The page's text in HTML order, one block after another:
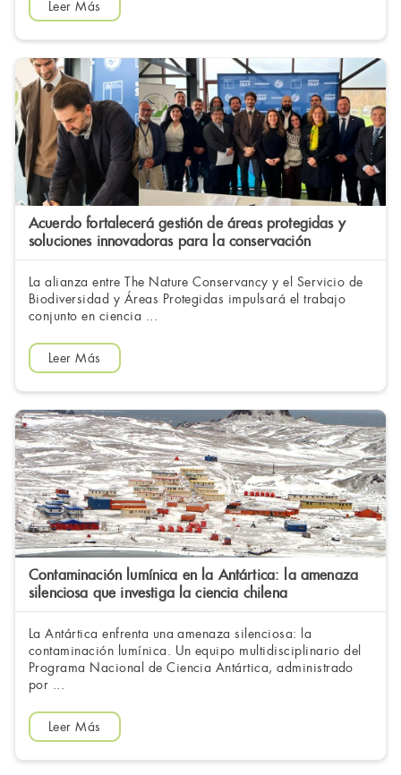
Leer Más
Acuerdo fortalecerá gestión de áreas protegidas y
soluciones innovadoras para la conservación
La alianza entre The Nature Conservancy y el Servicio de
Biodiversidad y Áreas Protegidas impulsará el trabajo
conjunto en ciencia ...
Leer Más
Contaminación lumínica en la Antártica: la amenaza
silenciosa que investiga la ciencia chilena
La Antártica enfrenta una amenaza silenciosa: la
contaminación lumínica. Un equipo multidisciplinario del
Programa Nacional de Ciencia Antártica, administrado
por ...
Leer Más